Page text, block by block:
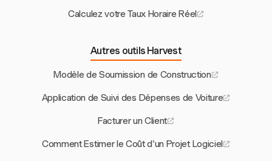
Calculez votre Taux Horaire Réel
Autres outils Harvest
Modèle de Soumission de Construction
Application de Suivi des Dépenses de Voiture
Facturer un Client
Comment Estimer le Coût d'un Projet Logiciel